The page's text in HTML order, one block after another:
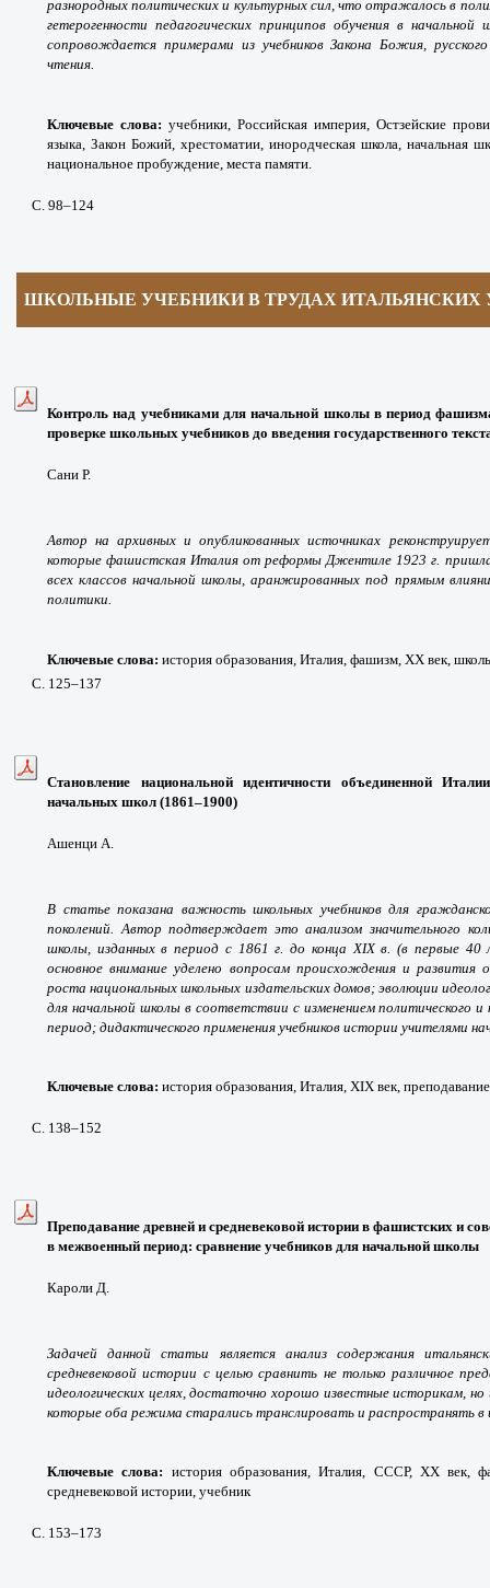
разнородных политических и культурных сил, что отражалось в
гетерогенности педагогических принципов обучения в
сопровождается примерами из учебников Закона Божия,
чтения.
Ключевые слова: учебники, Российская империя, Остзейские
языка, Закон Божий, хрестоматии, инородческая школа, начальная
национальное пробуждение, места памяти.
С. 98–124
ШКОЛЬНЫЕ УЧЕБНИКИ В ТРУДАХИТАЛЬЯНСКИХ
Контроль над учебниками для начальной школы в период
проверке школьных учебников до введения государственного
Сани Р.
Автор на архивных и опубликованных источниках
которые фашистская Италия от реформы Джентиле 1923 г. пришла
всех классов начальной школы, аранжированных под прямым
политики.
Ключевые слова: история образования, Италия, фашизм, ХХ век,
С. 125–137
Становление национальной идентичности объединенной
начальных школ (1861–1900)
Ашенци А.
В статье показана важность школьных учебников для
поколений. Автор подтверждает это анализом значительного
школы, изданных в период с 1861 г. до конца XIX в. (в первые 40
основное внимание уделено вопросам происхождения и
роста национальных школьных издательских домов; эволюции
для начальной школы в соответствии с изменением политического
период; дидактического применения учебников истории учителями
Ключевые слова: история образования, Италия, XIX век,
С. 138–152
Преподавание древней и средневековой истории в фашистских и
в межвоенный период: сравнение учебников для начальной школы
Кароли Д.
Задачей данной статьи является анализ содержания
средневековой истории с целью сравнить не только различное
идеологических целях, достаточно хорошо известные историкам,
которые оба режима старались транслировать и распространять в
Ключевые слова: история образования, Италия, СССР, ХХ век,
средневековой истории, учебник
С. 153–173